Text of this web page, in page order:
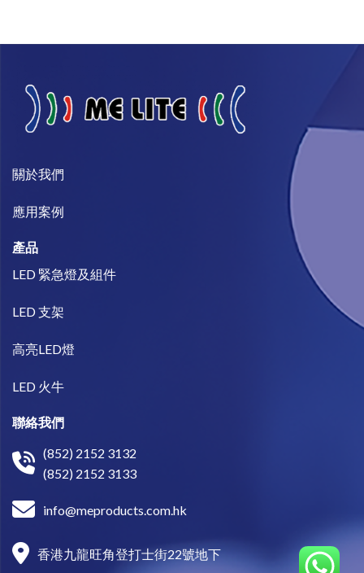
關於我們​
​應用案例
產品
LED 緊急燈及組件
LED 支架
高亮LED燈
LED 火牛
聯絡我們
(852) 2152 3132
(852) 2152 3133
info@meproducts.com.hk
香港九龍旺角登打士街22號地下